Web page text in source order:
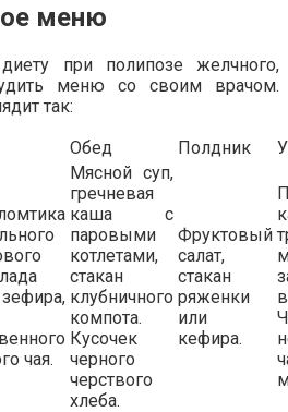
меню
при полипозе желчного,
меню со своим врачом.
так:
Обед Полдник
чая.
Мясной суп,
гречневая
каша с
паровыми
котлетами,
стакан
клубничного
компота.
Кусочек
черного
черствого
хлеба.
Фруктовый
салат,
стакан
ряженки
или
кефира.